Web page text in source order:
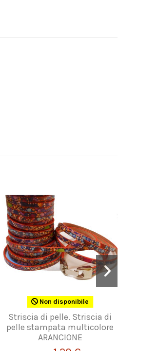
Non disponibile
Striscia di pelle. Striscia di
pelle stampata multicolore
ARANCIONE